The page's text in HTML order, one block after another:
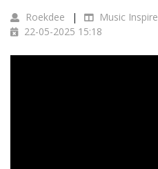
Roekdee Music Inspire
22-05-2025 15:18